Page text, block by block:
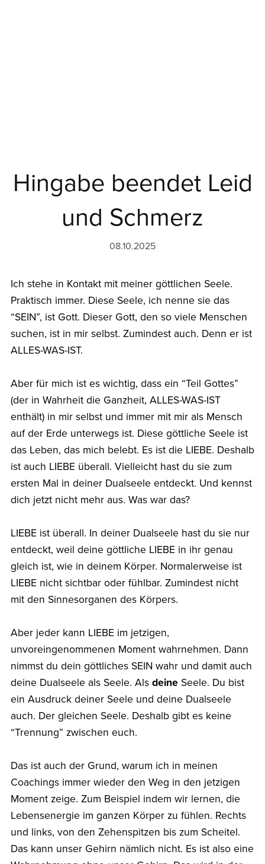
Hingabe beendet Leid
und Schmerz
08.10.2025
Ich stehe in Kontakt mit meiner göttlichen Seele.
Praktisch immer. Diese Seele, ich nenne sie das
“SEIN”, ist Gott. Dieser Gott, den so viele Menschen
suchen, ist in mir selbst. Zumindest auch. Denn er ist
ALLES-WAS-IST.
Aber für mich ist es wichtig, dass ein “Teil Gottes”
(der in Wahrheit die Ganzheit, ALLES-WAS-IST
enthält) in mir selbst und immer mit mir als Mensch
auf der Erde unterwegs ist. Diese göttliche Seele ist
das Leben, das mich belebt. Es ist die LIEBE. Deshalb
ist auch LIEBE überall. Vielleicht hast du sie zum
ersten Mal in deiner Dualseele entdeckt. Und kennst
dich jetzt nicht mehr aus. Was war das?
LIEBE ist überall. In deiner Dualseele hast du sie nur
entdeckt, weil deine göttliche LIEBE in ihr genau
gleich ist, wie in deinem Körper. Normalerweise ist
LIEBE nicht sichtbar oder fühlbar. Zumindest nicht
mit den Sinnesorganen des Körpers.
Aber jeder kann LIEBE im jetzigen,
unvoreingenommenen Moment wahrnehmen. Dann
nimmst du dein göttliches SEIN wahr und damit auch
deine Dualseele als Seele. Als deineSeele. Du bist
ein Ausdruck deiner Seele und deine Dualseele
auch. Der gleichen Seele. Deshalb gibt es keine
“Trennung” zwischen euch.
Das ist auch der Grund, warum ich in meinen
Coachings immer wieder den Weg in den jetzigen
Moment zeige. Zum Beispiel indem wir lernen, die
Lebensenergie im ganzen Körper zu fühlen. Rechts
und links, von den Zehenspitzen bis zum Scheitel.
Das kann unser Gehirn nämlich nicht. Es ist also eine